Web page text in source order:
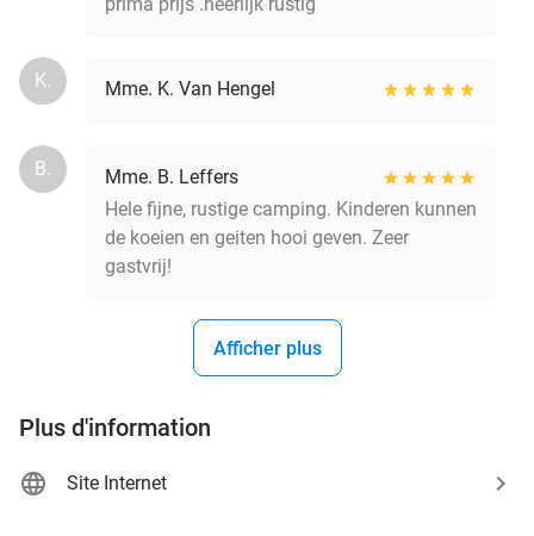
K. Mme. K. Van Hengel
B.
Mme. B. Leffers
Hele fijne, rustige camping. Kinderen kunnen
de koeien en geiten hooi geven. Zeer
gastvrij!
Afficher plus
Plus d'information
Site Internet